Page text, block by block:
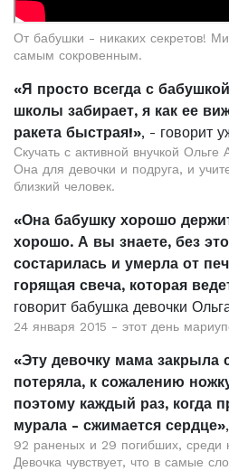
От бабушки - никаких секретов!
самым сокровенным.
«Я просто всегда с
школы забирает, я как ее
ракета быстрая!», - говорит
Скучать с активной внучкой Ольге
Она для девочки и подруга, и
близкий человек.
«Она бабушку хорошо
хорошо. А вы знаете, без
состарилась и умерла от
горящая свеча, которая
говорит бабушка девочки
24 января 2015 - этот день
«Эту девочку мама закрыла
потеряла, к сожалению
поэтому каждый раз, когда
мурала - сжимается сердце»
92 раненых и 29 погибших,
Девочка чувствует, что в самые